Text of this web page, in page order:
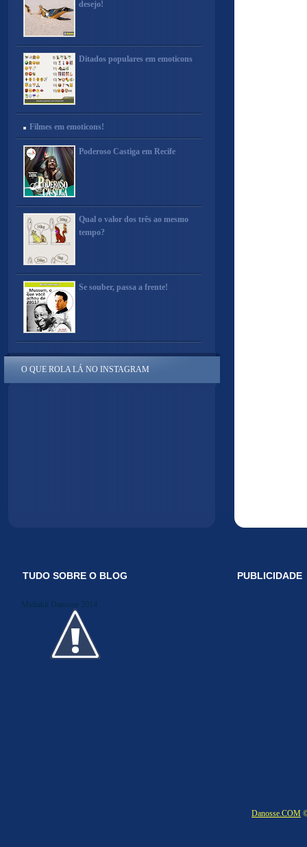
desejo!
Ditados populares em emoticons
Filmes em emoticons!
Poderoso Castiga em Recife
Qual o valor dos três ao mesmo
tempo?
Se souber, passa a frente!
O QUE ROLA LÁ NO INSTAGRAM
TUDO SOBRE O BLOG
Midiakit Danosse 2014
PUBLICIDADE
Danosse.COM